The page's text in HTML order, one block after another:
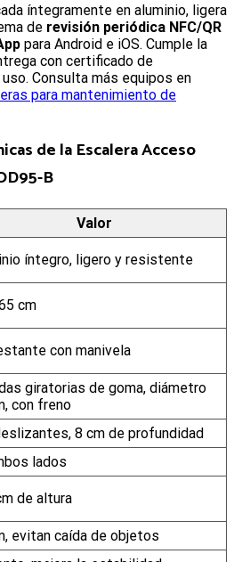
íntegramente en aluminio, ligera
de revisión periódica NFC/QR
para Android e iOS. Cumple la
con certificado de
Consulta más equipos en
para mantenimiento de
de laEscalera Acceso
B
Valor
íntegro, ligero y resistente
cm
con manivela
giratorias de goma, diámetro
con freno
8 cm de profundidad
lados
de altura
evitan caída de objetos